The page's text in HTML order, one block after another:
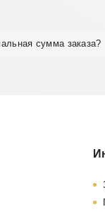
сумма заказа?